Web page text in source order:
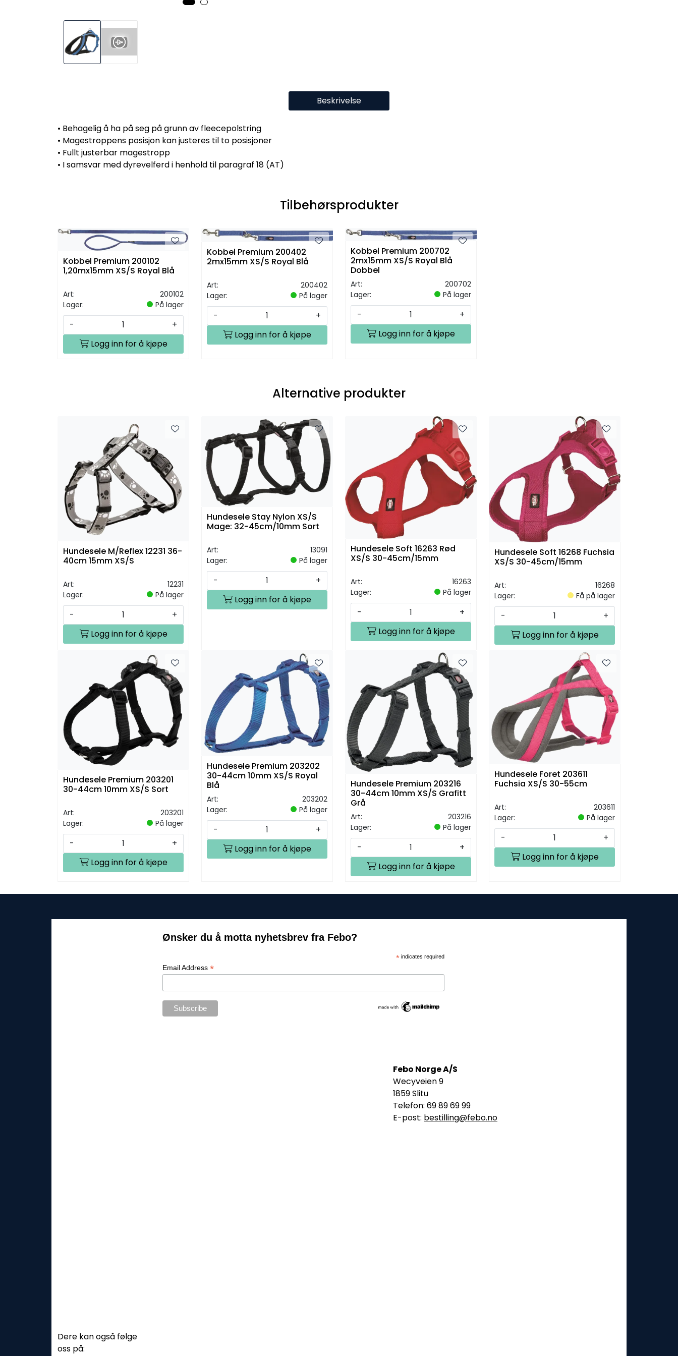
Beskrivelse
• Behagelig å ha på seg på grunn av fleecepolstring
• Magestroppens posisjon kan justeres til to posisjoner
• Fullt justerbar magestropp
• I samsvar med dyrevelferd i henhold til paragraf 18 (AT)
Tilbehørsprodukter
Kobbel Premium 200102
1,20mx15mm XS/S Royal Blå
Art:
200102
Lager:
På lager
-
+
Logg inn for å kjøpe
Kobbel Premium 200402
2mx15mm XS/S Royal Blå
Art:
200402
Lager:
På lager
-
+
Logg inn for å kjøpe
Kobbel Premium 200702
2mx15mm XS/S Royal Blå
Dobbel
Art:
200702
Lager:
På lager
-
+
Logg inn for å kjøpe
Alternative produkter
Hundesele M/Reflex 12231 36-
40cm 15mm XS/S
Art:
12231
Lager:
På lager
-
+
Logg inn for å kjøpe
Hundesele Stay Nylon XS/S
Mage: 32-45cm/10mm Sort
Art:
13091
Lager:
På lager
-
+
Logg inn for å kjøpe
Hundesele Soft 16263 Rød
XS/S 30-45cm/15mm
Art:
16263
Lager:
På lager
-
+
Logg inn for å kjøpe
Hundesele Soft 16268 Fuchsia
XS/S 30-45cm/15mm
Art:
16268
Lager:
Få på lager
-
+
Logg inn for å kjøpe
Hundesele Premium 203201
30-44cm 10mm XS/S Sort
Art:
203201
Lager:
På lager
-
+
Logg inn for å kjøpe
Hundesele Premium 203202
30-44cm 10mm XS/S Royal
Blå
Art:
203202
Lager:
På lager
-
+
Logg inn for å kjøpe
Hundesele Premium 203216
30-44cm 10mm XS/S Grafitt
Grå
Art:
203216
Lager:
På lager
-
+
Logg inn for å kjøpe
Hundesele Foret 203611
Fuchsia XS/S 30-55cm
Art:
203611
Lager:
På lager
-
+
Logg inn for å kjøpe
Ønsker du å motta nyhetsbrev fra Febo?
*indicates required
Email Address *
Febo Norge A/S
Wecyveien 9
1859 Slitu
Telefon: 69 89 69 99
E-post: bestilling@febo.no
Dere kan også følge
oss på: